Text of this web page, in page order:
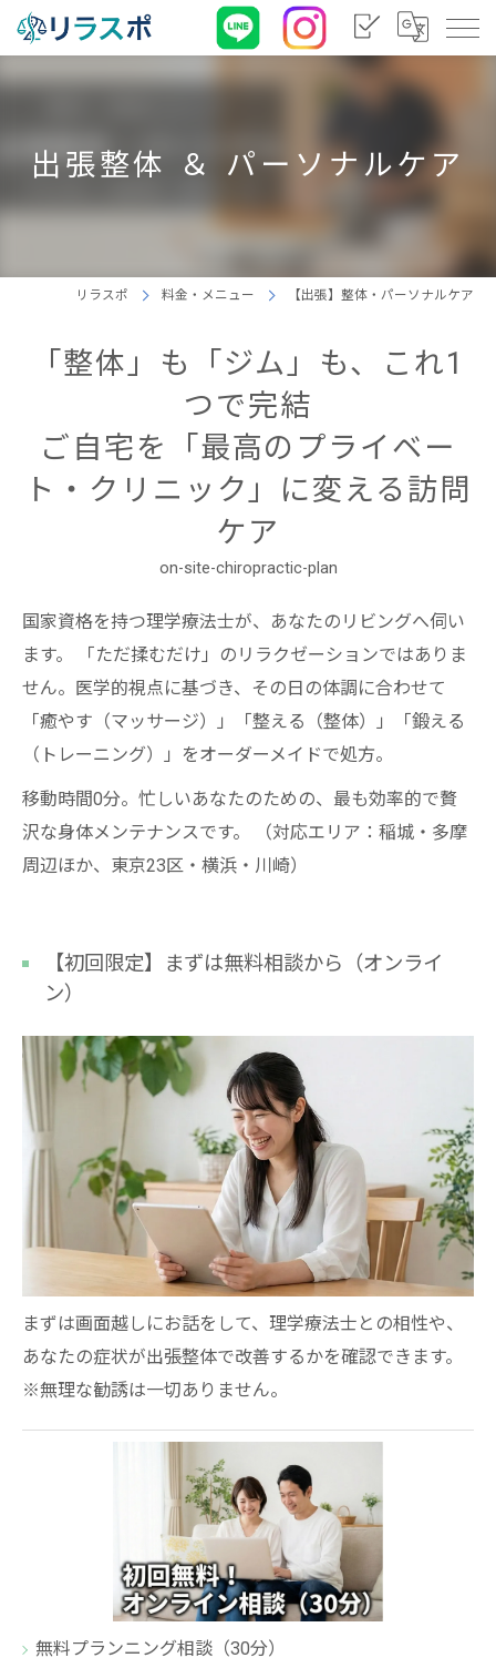
出張整体 ＆ パーソナルケア
リラスポ 料金・メニュー 【出張】整体・パーソナルケア
「整体」も「ジム」も、これ1
つで完結
ご自宅を「最高のプライベー
ト・クリニック」に変える訪問
ケア
on-site-chiropractic-plan
国家資格を持つ理学療法士が、あなたのリビングへ伺い
ます。 「ただ揉むだけ」のリラクゼーションではありま
せん。医学的視点に基づき、その日の体調に合わせて
「癒やす（マッサージ）」「整える（整体）」「鍛える
（トレーニング）」をオーダーメイドで処方。
移動時間0分。忙しいあなたのための、最も効率的で贅
沢な身体メンテナンスです。 （対応エリア：稲城・多摩
周辺ほか、東京23区・横浜・川崎）
【初回限定】まずは無料相談から（オンライ
ン）
まずは画面越しにお話をして、理学療法士との相性や、
あなたの症状が出張整体で改善するかを確認できます。
※無理な勧誘は一切ありません。
無料プランニング相談（30分）